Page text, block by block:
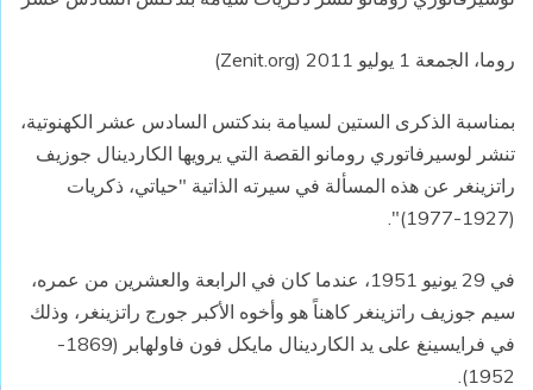
روما، الجمعة 1 يوليو 2011 (Zenit.org)
بمناسبة الذكرى الستين لسيامة بندكتس السادس عشر الكهنوتية،
تنشر لوسيرفاتوري رومانو القصة التي يرويها الكاردينال جوزيف
راتزينغر عن هذه المسألة في سيرته الذاتية "حياتي، ذكريات
(1927-1977)".
في 29 يونيو 1951، عندما كان في الرابعة والعشرين من عمره،
سيم جوزيف راتزينغر كاهناً هو وأخوه الأكبر جورج راتزينغر، وذلك
في فرايسينغ على يد الكاردينال مايكل فون فاولهابر (1869-
1952).